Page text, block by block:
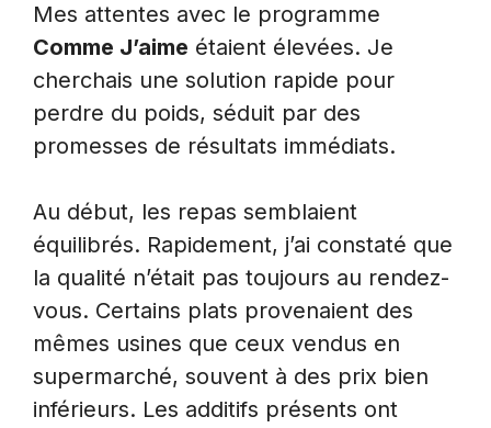
Mes attentes avec le programme
Comme J’aime étaient élevées. Je
cherchais une solution rapide pour
perdre du poids, séduit par des
promesses de résultats immédiats.
Au début, les repas semblaient
équilibrés. Rapidement, j’ai constaté que
la qualité n’était pas toujours au rendez-
vous. Certains plats provenaient des
mêmes usines que ceux vendus en
supermarché, souvent à des prix bien
inférieurs. Les additifs présents ont